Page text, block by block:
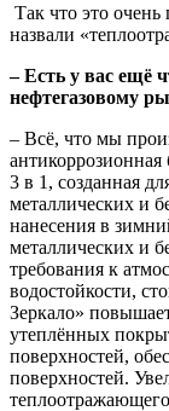
Так что это
назвали
– Есть у вас ещё
нефтегазовому
– Всё, что мы
3 в 1, созданная
металлических и
нанесения в
металлических и
требования к
водостойкости,
Зеркало»
утеплённых
поверхностей,
поверхностей.